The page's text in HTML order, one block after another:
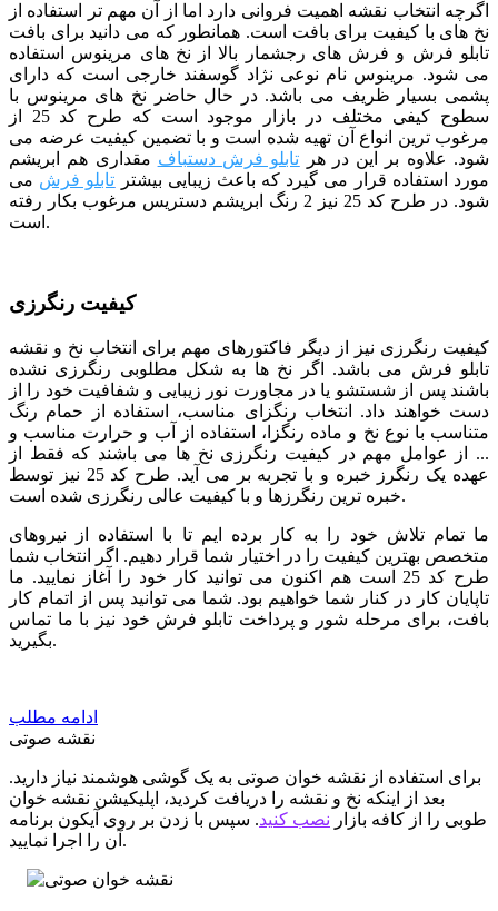
اگرچه انتخاب نقشه اهمیت فروانی دارد اما از آن مهم تر استفاده از
نخ های با کیفیت برای بافت است. همانطور که می دانید برای بافت
تابلو فرش و فرش های رجشمار بالا از نخ های مرینوس استفاده
می شود. مرینوس نام نوعی نژاد گوسفند خارجی است که دارای
پشمی بسیار ظریف می باشد. در حال حاضر نخ های مرینوس با
سطوح کیفی مختلف در بازار موجود است که طرح کد 25 از
مرغوب ترین انواع آن تهیه شده است و با تضمین کیفیت عرضه می
شود. علاوه بر این در هر تابلو فرش دستباف مقداری هم ابریشم
مورد استفاده قرار می گیرد که باعث زیبایی بیشتر
تابلو فرش می
شود. در طرح کد 25 نیز 2 رنگ ابریشم دستریس مرغوب بکار رفته
است.
کیفیت رنگرزی
کیفیت رنگرزی نیز از دیگر فاکتورهای مهم برای انتخاب نخ و نقشه
تابلو فرش می باشد. اگر نخ ها به شکل مطلوبی رنگرزی نشده
باشند پس از شستشو یا در مجاورت نور زیبایی و شفافیت خود را از
دست خواهند داد. انتخاب رنگزای مناسب، استفاده از حمام رنگ
متناسب با نوع نخ و ماده رنگزا، استفاده از آب و حرارت مناسب و
... از عوامل مهم در کیفیت رنگرزی نخ ها می باشند که فقط از
عهده یک رنگرز خبره و با تجربه بر می آید. طرح کد 25 نیز توسط
خبره ترین رنگرزها و با کیفیت عالی رنگرزی شده است.
ما تمام تلاش خود را به کار برده ایم تا با استفاده از نیروهای
متخصص بهترین کیفیت را در اختیار شما قرار دهیم. اگر انتخاب شما
طرح کد 25 است هم اکنون می توانید کار خود را آغاز نمایید. ما
تاپایان کار در کنار شما خواهیم بود. شما می توانید پس از اتمام کار
بافت، برای مرحله شور و پرداخت تابلو فرش خود نیز با ما تماس
بگیرید.
ادامه مطلب
نقشه صوتی
برای استفاده از نقشه خوان صوتی به یک گوشی هوشمند نیاز دارید.
بعد از اینکه نخ و نقشه را دریافت کردید، اپلیکیشن نقشه خوان
طوبی را از کافه بازار نصب کنید. سپس با زدن بر روی آیکون برنامه
آن را اجرا نمایید.